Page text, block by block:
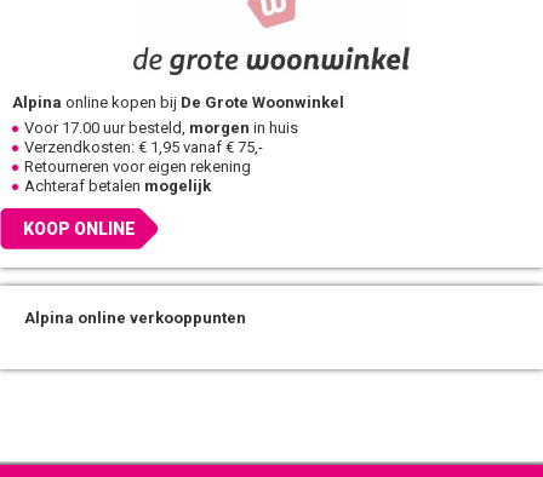
Alpina online kopen bij De Grote Woonwinkel
Voor 17.00 uur besteld, morgen in huis
Verzendkosten: € 1,95 vanaf € 75,-
Retourneren voor eigen rekening
Achteraf betalen mogelijk
KOOP ONLINE
Alpina online verkooppunten